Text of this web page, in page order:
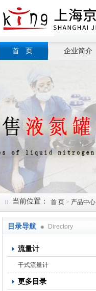
上海京工实业有限公司
首 页 企业简介
当前位置： 首 页 > 产品中心
目录导航 Directory
流量计
干式流量计
更多目录